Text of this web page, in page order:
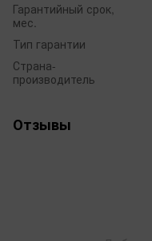
Гарантийный срок,
мес.
Тип гарантии
Страна-
производитель
Отзывы